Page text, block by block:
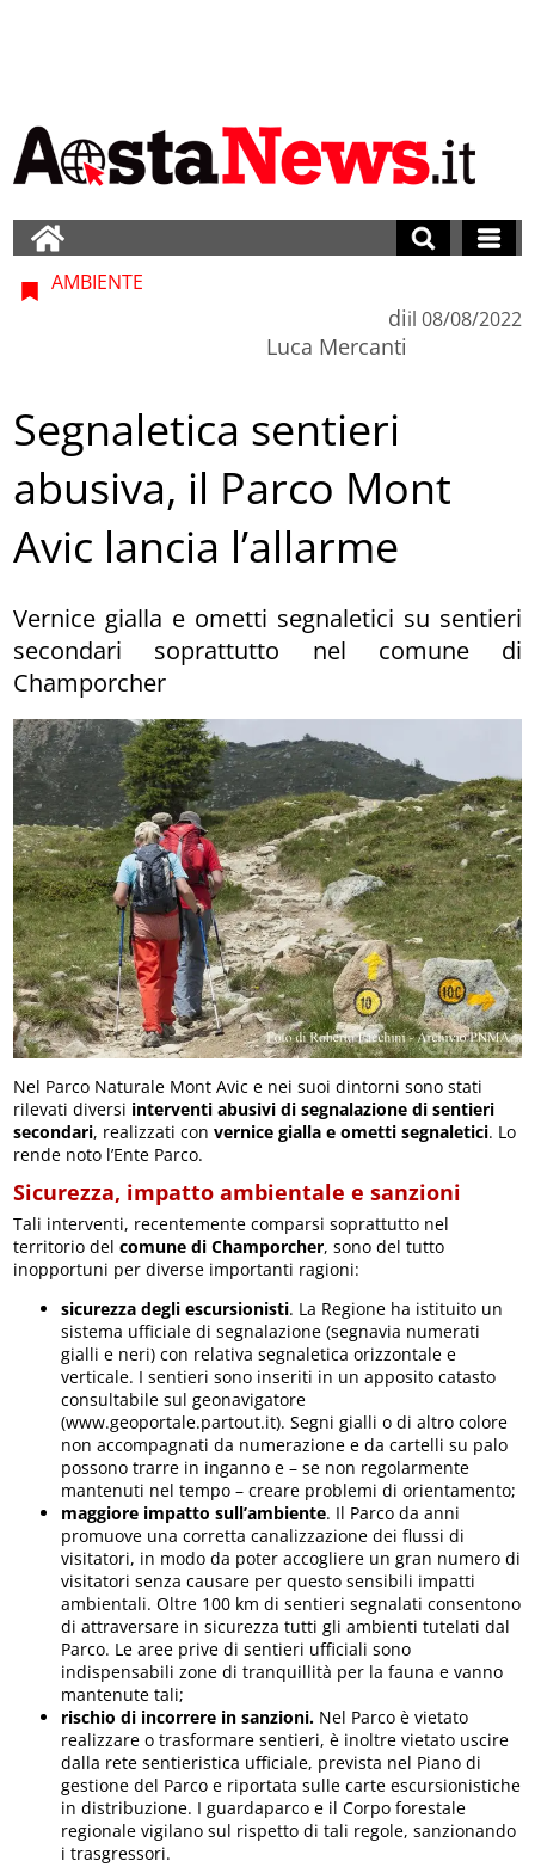
AMBIENTE
di
Luca Mercanti
il 08/08/2022
Segnaletica sentieri
abusiva, il Parco Mont
Avic lancia l’allarme
Vernice gialla e ometti segnaletici su sentieri
secondari soprattutto nel comune di
Champorcher
Nel Parco Naturale Mont Avic e nei suoi dintorni sono stati
rilevati diversi interventi abusivi di segnalazione di sentieri
secondari, realizzati convernice gialla e ometti segnaletici. Lo
rende noto l’Ente Parco.
Sicurezza, impatto ambientale e sanzioni
Tali interventi, recentemente comparsi soprattutto nel
territorio del comune di Champorcher, sono del tutto
inopportuni per diverse importanti ragioni:
sicurezza degli escursionisti. La Regione ha istituito un
sistema ufficiale di segnalazione (segnavia numerati
gialli e neri) con relativa segnaletica orizzontale e
verticale. I sentieri sono inseriti in un apposito catasto
consultabile sul geonavigatore
(www.geoportale.partout.it). Segni gialli o di altro colore
non accompagnati da numerazione e da cartelli su palo
possono trarre in inganno e – se non regolarmente
mantenuti nel tempo – creare problemi di orientamento;
maggiore impatto sull’ambiente. Il Parco da anni
promuove una corretta canalizzazione dei flussi di
visitatori, in modo da poter accogliere un gran numero di
visitatori senza causare per questo sensibili impatti
ambientali. Oltre 100 km di sentieri segnalati consentono
di attraversare in sicurezza tutti gli ambienti tutelati dal
Parco. Le aree prive di sentieri ufficiali sono
indispensabili zone di tranquillità per la fauna e vanno
mantenute tali;
rischio di incorrere in sanzioni. Nel Parco è vietato
realizzare o trasformare sentieri, è inoltre vietato uscire
dalla rete sentieristica ufficiale, prevista nel Piano di
gestione del Parco e riportata sulle carte escursionistiche
in distribuzione. I guardaparco e il Corpo forestale
regionale vigilano sul rispetto di tali regole, sanzionando
i trasgressori.